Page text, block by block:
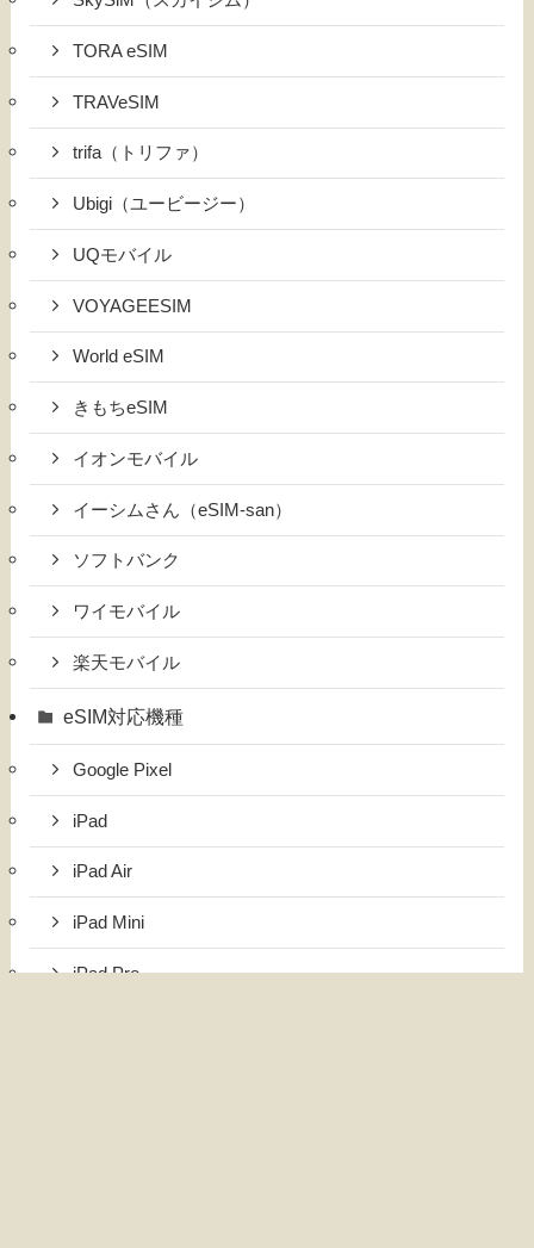
TORA eSIM
TRAVeSIM
trifa（トリファ）
Ubigi（ユービージー）
UQモバイル
VOYAGEESIM
World eSIM
きもちeSIM
イオンモバイル
イーシムさん（eSIM-san）
ソフトバンク
ワイモバイル
楽天モバイル
eSIM対応機種
Google Pixel
iPad
iPad Air
iPad Mini
iPad Pro